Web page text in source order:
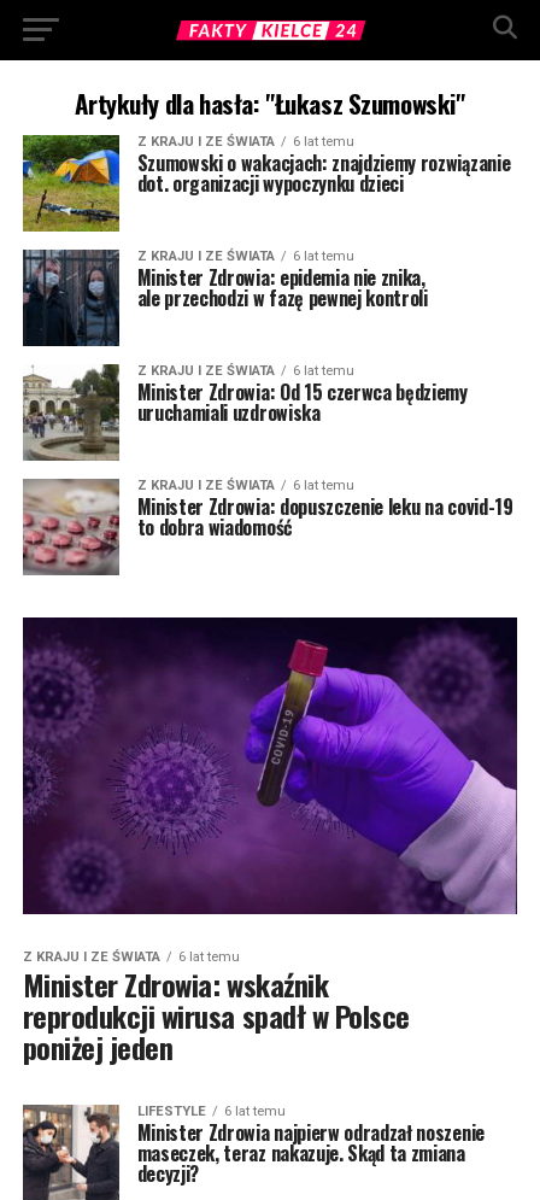
Artykuły dla hasła: "Łukasz Szumowski"
Z KRAJU I ZE ŚWIATA 6 lat temu
Szumowski o wakacjach: znajdziemy rozwiązanie
dot. organizacji wypoczynku dzieci
Z KRAJU I ZE ŚWIATA 6 lat temu
Minister Zdrowia: epidemia nie znika,
ale przechodzi w fazę pewnej kontroli
Z KRAJU I ZE ŚWIATA 6 lat temu
Minister Zdrowia: Od 15 czerwca będziemy
uruchamiali uzdrowiska
Z KRAJU I ZE ŚWIATA 6 lat temu
Minister Zdrowia: dopuszczenie leku na covid-19
to dobra wiadomość
Z KRAJU I ZE ŚWIATA 6 lat temu
Minister Zdrowia: wskaźnik
reprodukcji wirusa spadł w Polsce
poniżej jeden
LIFESTYLE 6 lat temu
Minister Zdrowia najpierw odradzał noszenie
maseczek, teraz nakazuje. Skąd ta zmiana
decyzji?